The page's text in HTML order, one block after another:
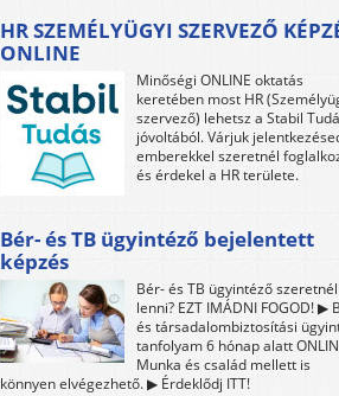
HR SZEMÉLYÜGYI SZERVEZŐ
ONLINE
Minőségi ONLINE oktatás
keretében most HR
szervező) lehetsz a Stabil
jóvoltából. Várjuk
emberekkel szeretnél
és érdekel a HR területe.
Bér- és TB ügyintéző bejelentett
képzés
Bér- és TB ügyintéző szeretnél
lenni? EZT IMÁDNI FOGOD! ▶
és társadalombiztosítási
tanfolyam 6 hónap alatt
Munka és család mellett is
könnyen elvégezhető. ▶ Érdeklődj ITT!